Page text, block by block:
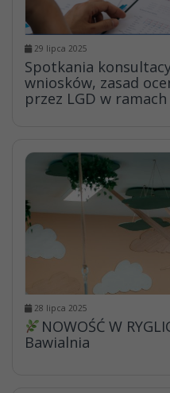
29 lipca 2025
Spotkania
wniosków, zasad
przez LGD w ramach
28 lipca 2025
NOWOŚĆ W
Bawialnia